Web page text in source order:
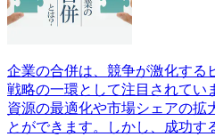
企業の合併は、競争が激化する
戦略の一環として注目されてい
資源の最適化や市場シェアの拡
とができます。しかし、成功す